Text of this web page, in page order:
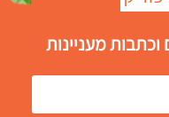
מעניינות